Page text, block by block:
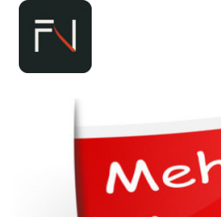
Zum
springen